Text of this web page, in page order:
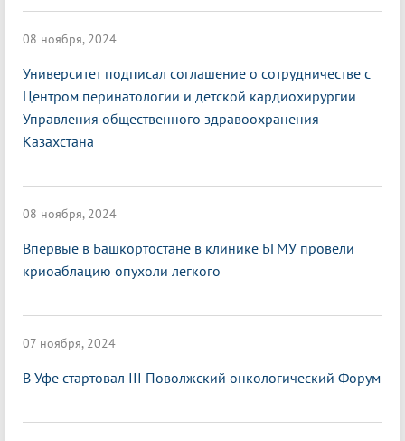
08 ноября, 2024
Университет подписал соглашение о сотрудничестве с
Центром перинатологии и детской кардиохирургии
Управления общественного здравоохранения
Казахстана
08 ноября, 2024
Впервые в Башкортостане в клинике БГМУ провели
криоаблацию опухоли легкого
07 ноября, 2024
В Уфе стартовал III Поволжский онкологический Форум